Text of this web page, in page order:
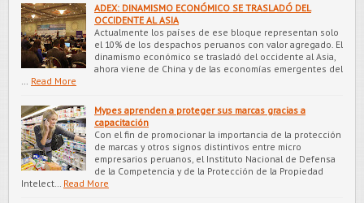
ADEX: DINAMISMO ECONÓMICO SE TRASLADÓ DEL
OCCIDENTE AL ASIA
Actualmente los países de ese bloque representan solo
el 10% de los despachos peruanos con valor agregado. El
dinamismo económico se trasladó del occidente al Asia,
ahora viene de China y de las economías emergentes del
Read More
Mypes aprenden a proteger sus marcas gracias a
capacitación
Con el fin de promocionar la importancia de la protección
de marcas y otros signos distintivos entre micro
empresarios peruanos, el Instituto Nacional de Defensa
de la Competencia y de la Protección de la Propiedad
Intelect…
Read More